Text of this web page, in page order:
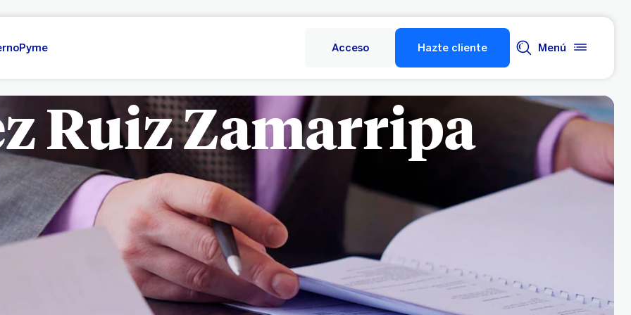
Pyme Acceso Hazte cliente Menú
Ruiz Zamarripa